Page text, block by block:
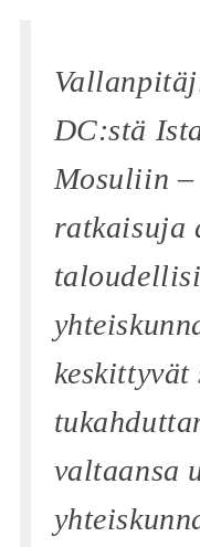
DC:stä
Mosuliin
ratkaisuja
keskittyvät
valtaansa